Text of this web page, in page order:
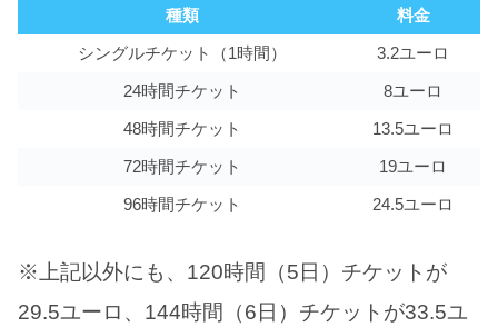
種類
料金
シングルチケット（1時間）
3.2ユーロ
24時間チケット
8ユーロ
48時間チケット
13.5ユーロ
72時間チケット
19ユーロ
96時間チケット
24.5ユーロ
※上記以外にも、120時間（5日）チケットが
29.5ユーロ、144時間（6日）チケットが33.5ユ